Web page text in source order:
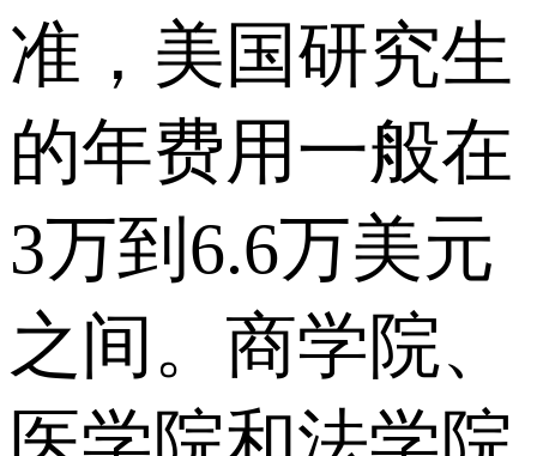
准，美国研究生
的年费用一般在
3万到6.6万美元
之间。商学院、